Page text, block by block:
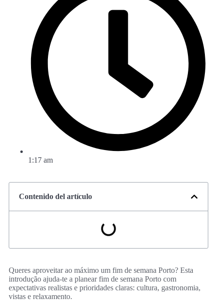
1:17 am
Contenido del artículo
Queres aproveitar ao máximo um fim de semana Porto? Esta
introdução ajuda-te a planear fim de semana Porto com
expectativas realistas e prioridades claras: cultura, gastronomia,
vistas e relaxamento.